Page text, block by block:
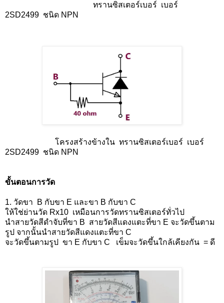
ทรานซิสเตอร์เบอร์ เบอร์
2SD2499 ชนิด NPN
โครงสร้างข้างใน ทรานซิสเตอร์เบอร์ เบอร์
2SD2499 ชนิด NPN
ขั้นตอนการวัด
1. วัดขา B กับขา E และขา B กับขา C
ให้ใช่ย่านวัด Rx10 เหมือนการวัดทรานซิสเตอร์ทั่วไป
นำสายวัดสีดำจับที่ขา B สายวัดสีแดงแตะที่ขา E จะวัดขึ้นตาม
รูป จากนั้นนำสายวัดสีแดงแตะที่ขา C
จะวัดขึ้นตามรูป ขา E กับขา C เข็มจะวัดขึ้นใกล้เคียงกัน = ดี